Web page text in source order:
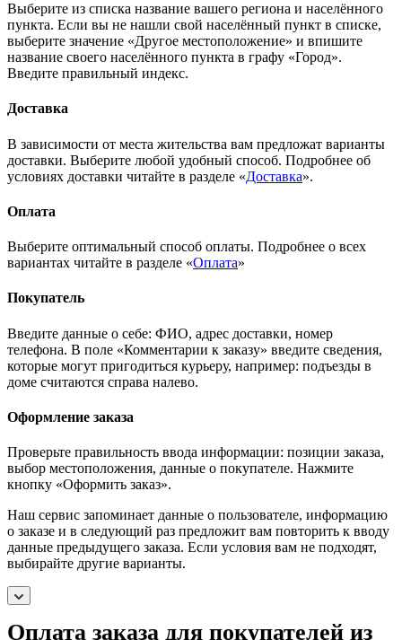
Выберите из списка название вашего региона и населённого
пункта. Если вы не нашли свой населённый пункт в списке,
выберите значение «Другое местоположение» и впишите
название своего населённого пункта в графу «Город».
Введите правильный индекс.
Доставка
В зависимости от места жительства вам предложат варианты
доставки. Выберите любой удобный способ. Подробнее об
условиях доставки читайте в разделе «Доставка».
Оплата
Выберите оптимальный способ оплаты. Подробнее о всех
вариантах читайте в разделе «Оплата»
Покупатель
Введите данные о себе: ФИО, адрес доставки, номер
телефона. В поле «Комментарии к заказу» введите сведения,
которые могут пригодиться курьеру, например: подъезды в
доме считаются справа налево.
Оформление заказа
Проверьте правильность ввода информации: позиции заказа,
выбор местоположения, данные о покупателе. Нажмите
кнопку «Оформить заказ».
Наш сервис запоминает данные о пользователе, информацию
о заказе и в следующий раз предложит вам повторить к вводу
данные предыдущего заказа. Если условия вам не подходят,
выбирайте другие варианты.
Оплата заказа для покупателей из